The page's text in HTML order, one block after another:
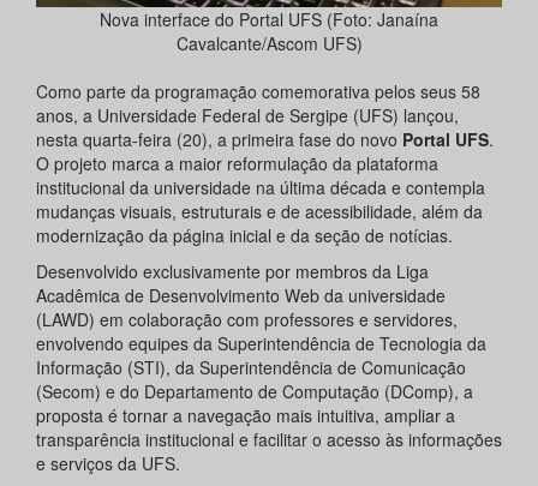
Nova interface do Portal UFS (Foto: Janaína
Cavalcante/Ascom UFS)
Como parte da programação comemorativa pelos seus 58
anos, a Universidade Federal de Sergipe (UFS) lançou,
nesta quarta-feira (20), a primeira fase do novo Portal UFS.
O projeto marca a maior reformulação da plataforma
institucional da universidade na última década e contempla
mudanças visuais, estruturais e de acessibilidade, além da
modernização da página inicial e da seção de notícias.
Desenvolvido exclusivamente por membros da Liga
Acadêmica de Desenvolvimento Web da universidade
(LAWD) em colaboração com professores e servidores,
envolvendo equipes da Superintendência de Tecnologia da
Informação (STI), da Superintendência de Comunicação
(Secom) e do Departamento de Computação (DComp), a
proposta é tornar a navegação mais intuitiva, ampliar a
transparência institucional e facilitar o acesso às informações
e serviços da UFS.